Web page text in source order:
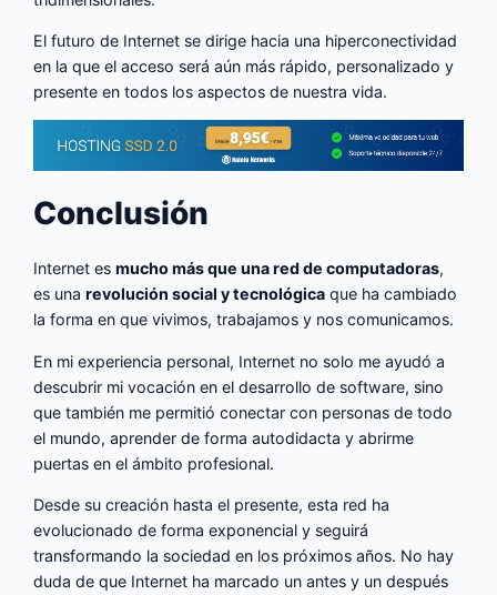
El futuro de Internet se dirige hacia una hiperconectividad
en la que el acceso será aún más rápido, personalizado y
presente en todos los aspectos de nuestra vida.
Conclusión
Internet esmucho más que una red de computadoras,
es unarevolución social y tecnológica que ha cambiado
la forma en que vivimos, trabajamos y nos comunicamos.
En mi experiencia personal, Internet no solo me ayudó a
descubrir mi vocación en el desarrollo de software, sino
que también me permitió conectar con personas de todo
el mundo, aprender de forma autodidacta y abrirme
puertas en el ámbito profesional.
Desde su creación hasta el presente, esta red ha
evolucionado de forma exponencial y seguirá
transformando la sociedad en los próximos años. No hay
duda de que Internet ha marcado un antes y un después